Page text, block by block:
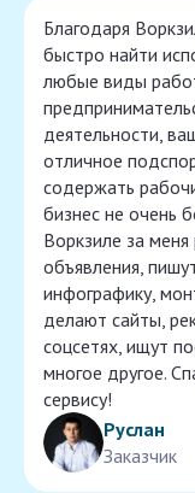
Благодаря
быстро найти
любые виды
деятельности,
отличное
содержать
бизнес не очень
Воркзиле за
объявления,
инфографику,
делают сайты,
соцсетях, ищут
многое другое.
сервису!
Руслан
Заказчик